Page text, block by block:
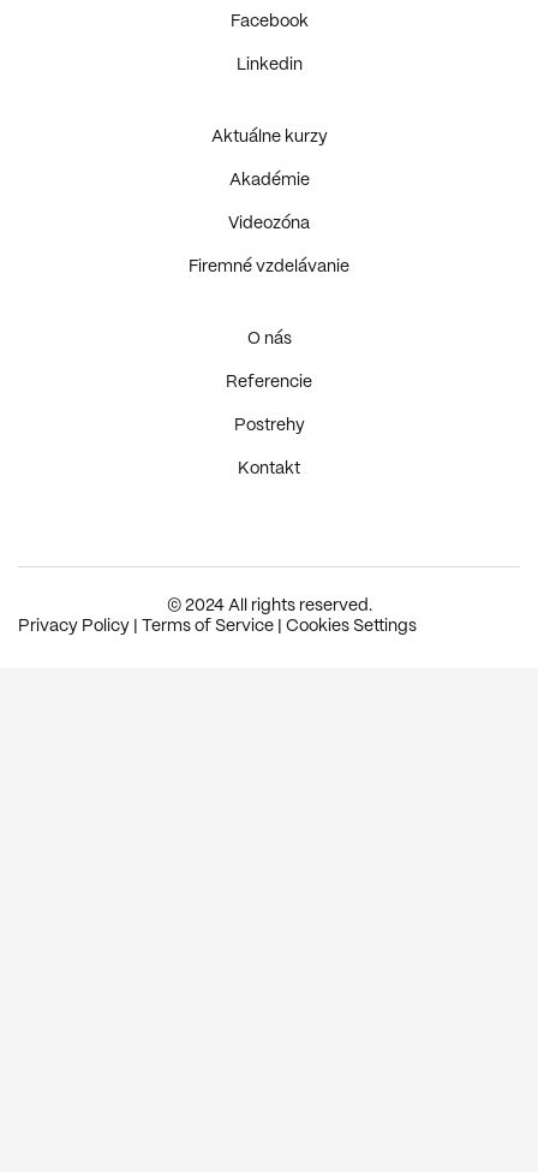
Facebook
Linkedin
Aktuálne kurzy
Akadémie
Videozóna
Firemné vzdelávanie
O nás
Referencie
Postrehy
Kontakt
© 2024 All rights reserved.
Privacy Policy
Terms of Service Cookies Settings